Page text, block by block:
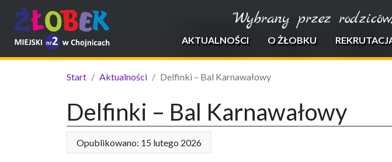
"Wybrany przez
AKTUALNOŚCI O ŻŁOBKU
Start Aktualności Delfinki – Bal Karnawałowy
Delfinki – Bal Karnawałowy
Opublikowano: 15 lutego 2026